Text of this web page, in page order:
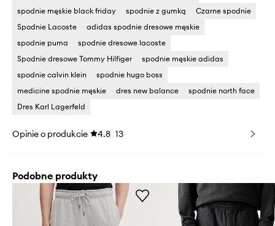
spodnie męskie black friday
spodnie z gumką
Czarne spodnie
Spodnie Lacoste
adidas spodnie dresowe męskie
spodnie puma
spodnie dresowe lacoste
Spodnie dresowe Tommy Hilfiger
spodnie męskie adidas
spodnie calvin klein
spodnie hugo boss
medicine spodnie męskie
dres new balance
spodnie north face
Dres Karl Lagerfeld
Opinie o produkcie 4.8 13
Podobne produkty